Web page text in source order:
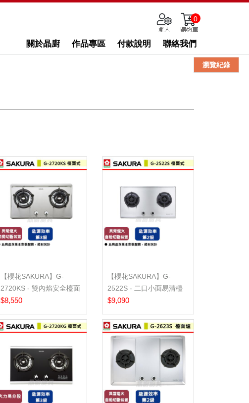
關於晶廚 作品專區 付款說明 聯絡我們
0
【櫻花SAKURA】G-
2720KS - 雙內焰安全檯面
爐 - (含基本...
$8,550
【櫻花SAKURA】G-
2522S - 二口小面易清檯
面爐 - (含基...
$9,090
瀏覽紀錄